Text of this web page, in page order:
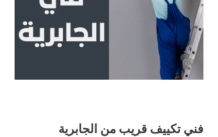
فني تكييف قريب من الجابرية